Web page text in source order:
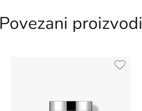
Povezani proizvodi